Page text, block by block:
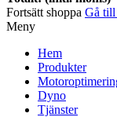
Fortsätt shoppa Gå till
Meny
Hem
Produkter
Dyno
Tjänster